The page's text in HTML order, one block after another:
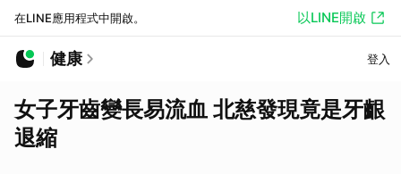
在LINE應用程式中開啟。 以LINE開啟
健康 登入
女子牙齒變長易流血 北慈發現竟是牙齦
退縮